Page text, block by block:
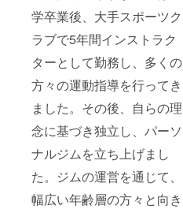
学卒業後、大手スポーツク
ラブで5年間インストラク
ターとして勤務し、多くの
方々の運動指導を行ってき
ました。その後、自らの理
念に基づき独立し、パーソ
ナルジムを立ち上げまし
た。ジムの運営を通じて、
幅広い年齢層の方々と向き